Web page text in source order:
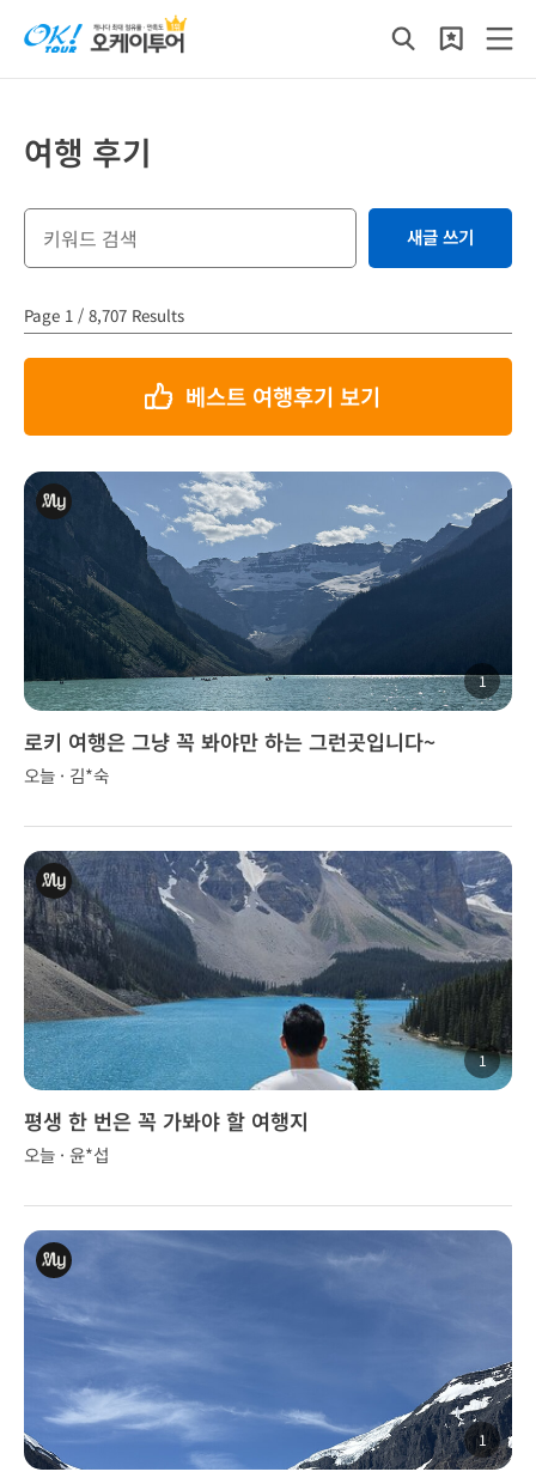
여행 후기
새글 쓰기
Page 1 / 8,707 Results
베스트 여행후기 보기
1
로키 여행은 그냥 꼭 봐야만 하는 그런곳입니다~
오늘 · 김*숙
1
평생 한 번은 꼭 가봐야 할 여행지
오늘 · 윤*섭
1